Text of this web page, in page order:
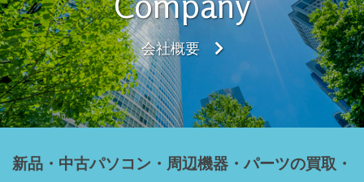
会社概要
新品・中古パソコン・周辺機器・パーツの買取・